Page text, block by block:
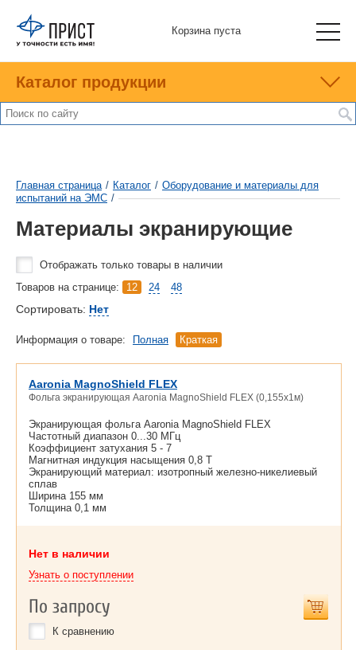
Корзина пуста
Каталог продукции
Главная страница / Каталог / Оборудование и материалы для
испытаний на ЭМС /
Материалы экранирующие
Отображать только товары в наличии
Товаров на странице:
12 24 48
Сортировать: Нет
Информация о товаре: Полная Краткая
Aaronia MagnoShield FLEX
Фольга экранирующая Aaronia MagnoShield FLEX (0,155x1м)
Экранирующая фольга Aaronia MagnoShield FLEX
Частотный диапазон 0...30 МГц
Коэффициент затухания 5 - 7
Магнитная индукция насыщения 0,8 Т
Экранирующий материал: изотропный железно-никелиевый
сплав
Ширина 155 мм
Толщина 0,1 мм
Нет в наличии
Узнать о поступлении
По запросу
К сравнению